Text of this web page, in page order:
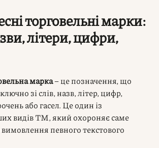
торговельні марки:
літери, цифри,
марка– це позначення, що
зі слів, назв, літер, цифр,
або гасел. Це один із
видів ТМ, який охороняє саме
певного текстового